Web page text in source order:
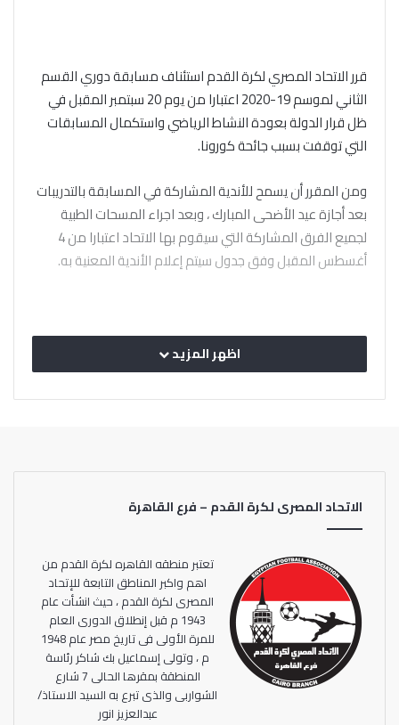
قرر الاتحاد المصري لكرة القدم استئناف مسابقة دوري القسم
الثاني لموسم 19-2020 اعتبارا من يوم 20 سبتمبر المقبل في
ظل قرار الدولة بعودة النشاط الرياضي واستكمال المسابقات
التي توقفت بسبب جائحة كورونا.
ومن المقرر أن يسمح للأندية المشاركة في المسابقة بالتدريبات
بعد أجازة عيد الأضحى المبارك ، وبعد اجراء المسحات الطبية
لجميع الفرق المشاركة التي سيقوم بها الاتحاد اعتبارا من 4
أغسطس المقبل وفق جدول سيتم إعلام الأندية المعنية به.
اظهر المزيد
الاتحاد المصرى لكرة القدم – فرع القاهرة
تعتبر منطقه القاهره لكرة القدم من
اهم واكبر المناطق التابعة للإتحاد
المصرى لكرة القدم ، حيث انشأت عام
1943 م قبل إنطلاق الدورى العام
للمرة الأولى فى تاريخ مصر عام 1948
م ، وتولى إسماعيل بك شاكر رئاسة
المنطقة بمقرها الحالى 7 شارع
الشواربى والذى تبرع به السيد الاستاذ/
عبدالعزيز انور